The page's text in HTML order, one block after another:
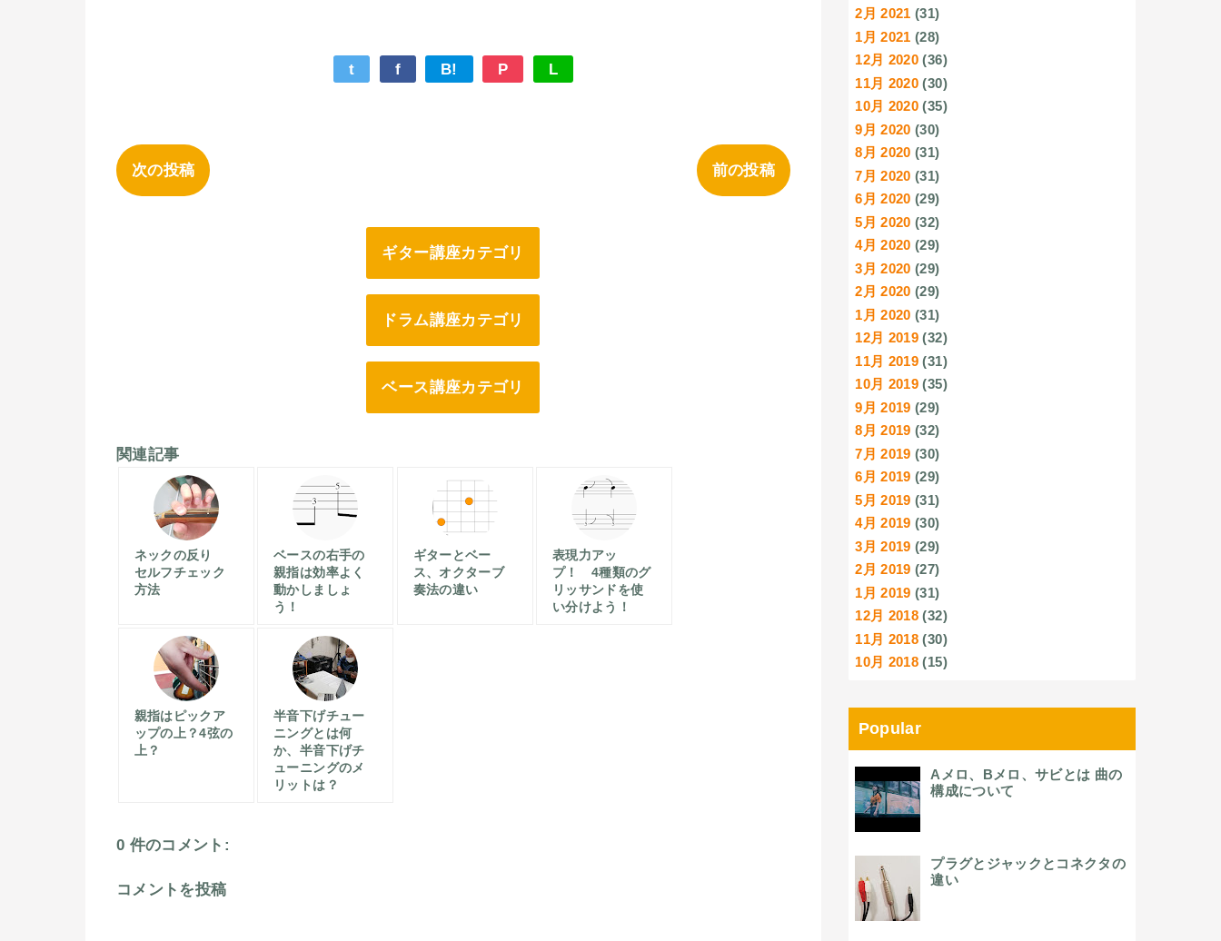
t f B! P L
次の投稿 前の投稿
ギター講座カテゴリ
ドラム講座カテゴリ
ベース講座カテゴリ
関連記事
ネックの反り
セルフチェック
方法
ベースの右手の
親指は効率よく
動かしましょ
う！
ギターとベー
ス、オクターブ
奏法の違い
表現力アッ
プ！ 4種類のグ
リッサンドを使
い分けよう！
親指はピックア
ップの上？4弦の
上？
半音下げチュー
ニングとは何
か、半音下げチ
ューニングのメ
リットは？
0 件のコメント:
コメントを投稿
2月 2021 (31)
1月 2021 (28)
12月 2020 (36)
11月 2020 (30)
10月 2020 (35)
9月 2020 (30)
8月 2020 (31)
7月 2020 (31)
6月 2020 (29)
5月 2020 (32)
4月 2020 (29)
3月 2020 (29)
2月 2020 (29)
1月 2020 (31)
12月 2019 (32)
11月 2019 (31)
10月 2019 (35)
9月 2019 (29)
8月 2019 (32)
7月 2019 (30)
6月 2019 (29)
5月 2019 (31)
4月 2019 (30)
3月 2019 (29)
2月 2019 (27)
1月 2019 (31)
12月 2018 (32)
11月 2018 (30)
10月 2018 (15)
Popular
Aメロ、Bメロ、サビとは 曲の
構成について
プラグとジャックとコネクタの
違い